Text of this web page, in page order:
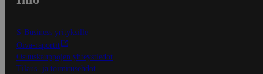
S-Business yrityksille
Oiva-raportit
Osuuskauppojen yhteystiedot
Tilaus- ja toimitusehdot